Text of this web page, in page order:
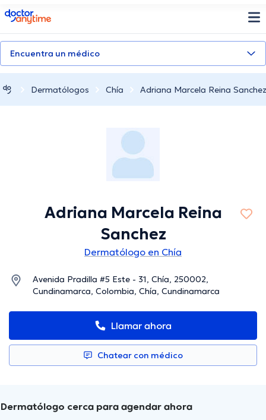
doctoranytime
Encuentra un médico
Dermatólogos Chía Adriana Marcela Reina Sanchez
Adriana Marcela Reina
Sanchez
Dermatólogo en Chía
Avenida Pradilla #5 Este - 31, Chía, 250002,
Cundinamarca, Colombia, Chía, Cundinamarca
Llamar ahora
Chatear con médico
Dermatólogo cerca para agendar ahora